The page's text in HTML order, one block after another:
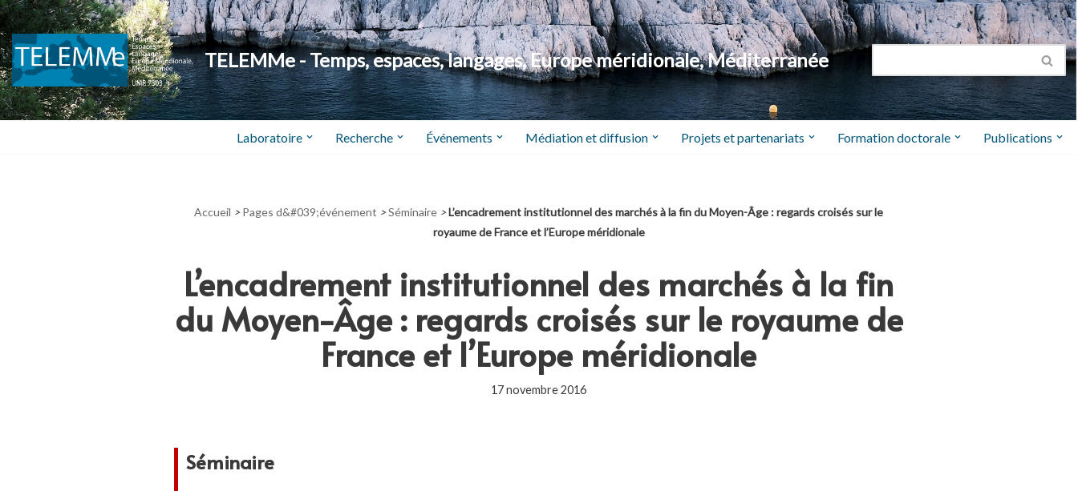
Aller
au
contenu
TELEMMe - Temps, espaces, langages, Europe méridionale, Méditerranée
Laboratoire Recherche Événements Médiation et diffusion Projets et partenariats Formation doctorale Publications
Accueil > Pages d&#039;événement >Séminaire >L’encadrement institutionnel des marchés à la fin du Moyen-Âge : regards croisés sur le
royaume de France et l’Europe méridionale
L’encadrement institutionnel des marchés à la fin
du Moyen-Âge : regards croisés sur le royaume de
France et l’Europe méridionale
17 novembre 2016
Séminaire